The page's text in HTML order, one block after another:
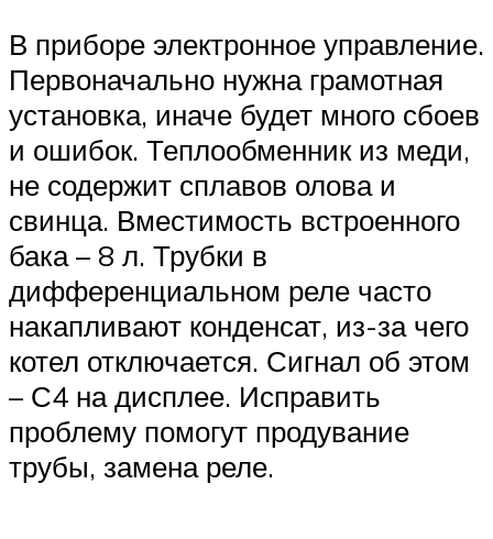
В приборе электронное управление.
Первоначально нужна грамотная
установка, иначе будет много сбоев
и ошибок. Теплообменник из меди,
не содержит сплавов олова и
свинца. Вместимость встроенного
бака – 8 л. Трубки в
дифференциальном реле часто
накапливают конденсат, из-за чего
котел отключается. Сигнал об этом
– С4 на дисплее. Исправить
проблему помогут продувание
трубы, замена реле.